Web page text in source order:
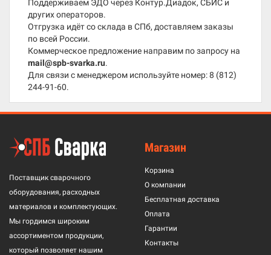
Поддерживаем ЭДО через Контур.Диадок, СБИС и
других операторов.
Отгрузка идёт со склада в СПб, доставляем заказы
по всей России.
Коммерческое предложение направим по запросу на
mail@spb-svarka.ru.
Для связи с менеджером используйте номер:8 (812)
244-91-60.
Поставщик сварочного
оборудования, расходных
материалов и комплектующих.
Мы гордимся широким
ассортиментом продукции,
который позволяет нашим
Магазин
Корзина
О компании
Бесплатная доставка
Оплата
Гарантии
Контакты